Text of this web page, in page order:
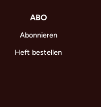
ABO
Abonnieren
Heft bestellen